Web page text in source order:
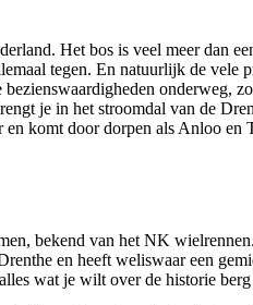
Het bos is veel meer dan
tegen. En natuurlijk de
onderweg,
je in het stroomdal van de
komt door dorpen als Anloo en
bekend van het NK
en heeft weliswaar een
wat je wilt over de historie